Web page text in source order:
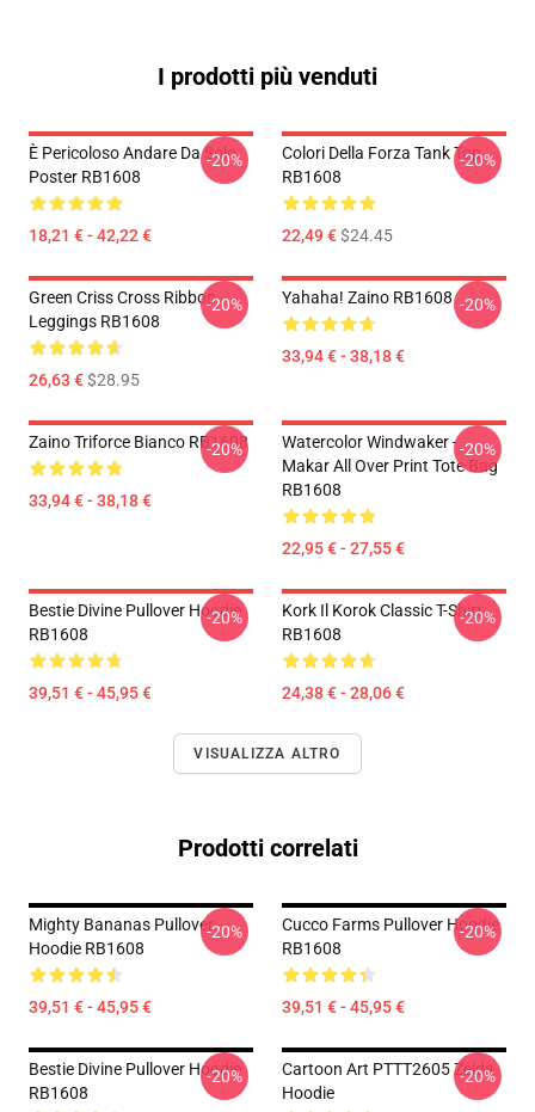
I prodotti più venduti
È Pericoloso Andare Da Solo
Poster RB1608
18,21 € - 42,22 €
-20%
Colori Della Forza Tank Top
RB1608
22,49 €$24.45
-20%
Green Criss Cross Ribbon
Leggings RB1608
26,63 €$28.95
-20% Yahaha! Zaino RB1608
33,94 € - 38,18 €
-20%
Zaino Triforce Bianco RB1608
33,94 € - 38,18 €
-20%
Watercolor Windwaker -
Makar All Over Print Tote Bag
RB1608
22,95 € - 27,55 €
-20%
Bestie Divine Pullover Hoodie
RB1608
39,51 € - 45,95 €
-20%
Kork Il Korok Classic T-Shirt
RB1608
24,38 € - 28,06 €
-20%
VISUALIZZA ALTRO
Prodotti correlati
Mighty Bananas Pullover
Hoodie RB1608
39,51 € - 45,95 €
-20%
Cucco Farms Pullover Hoodie
RB1608
39,51 € - 45,95 €
-20%
Bestie Divine Pullover Hoodie
RB1608
-20%
Cartoon Art PTTT2605 Zelda
Hoodie
-20%